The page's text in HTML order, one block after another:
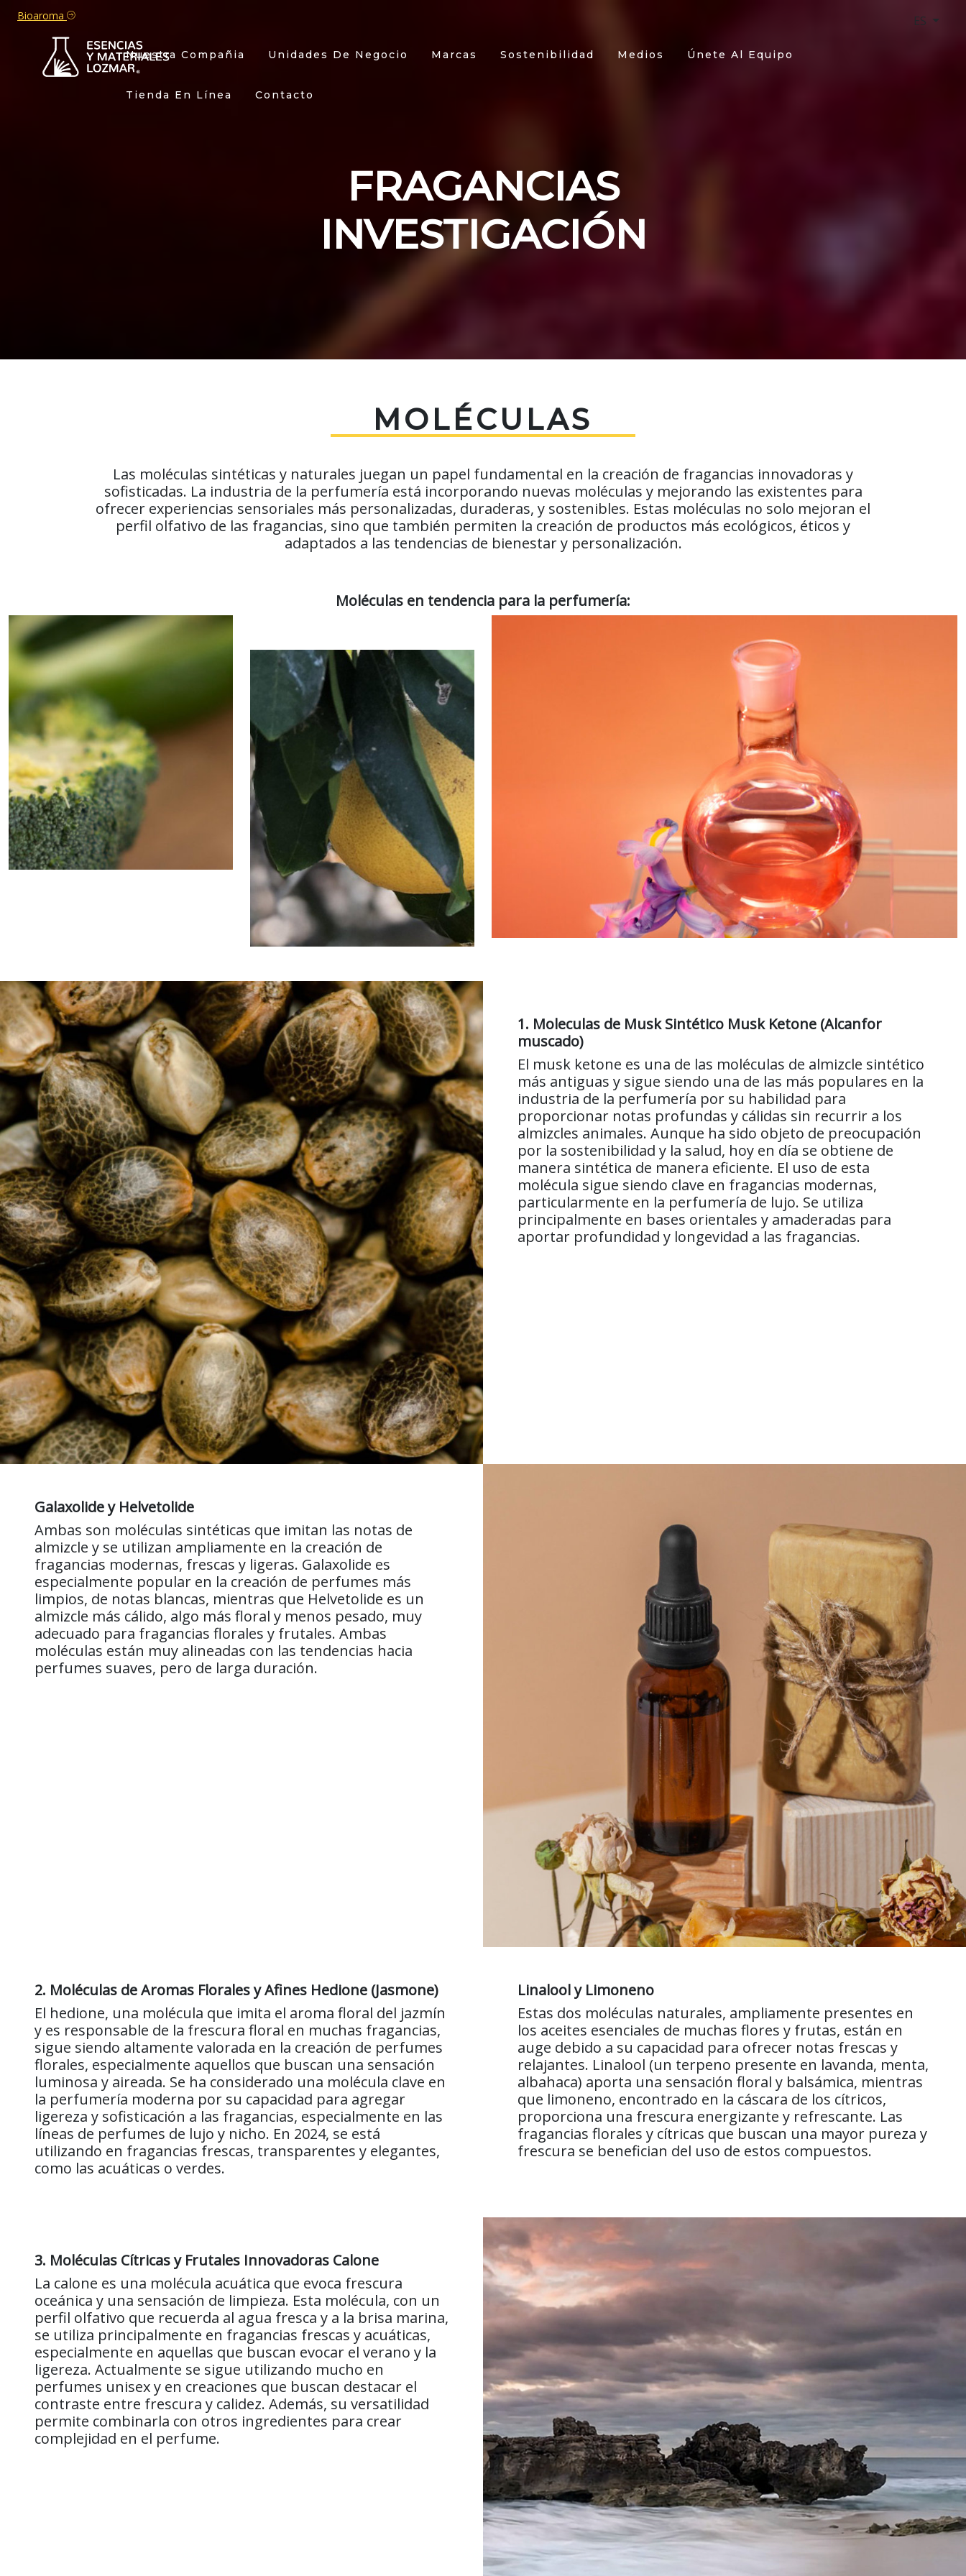
Bioaroma ES
Nuestra Compañia Unidades De Negocio Marcas Sostenibilidad Medios Únete Al Equipo
Tienda En Línea Contacto
FRAGANCIAS
INVESTIGACIÓN
MOLÉCULAS
Las moléculas sintéticas y naturales juegan un papel fundamental en la creación de fragancias innovadoras y
sofisticadas. La industria de la perfumería está incorporando nuevas moléculas y mejorando las existentes para
ofrecer experiencias sensoriales más personalizadas, duraderas, y sostenibles. Estas moléculas no solo mejoran el
perfil olfativo de las fragancias, sino que también permiten la creación de productos más ecológicos, éticos y
adaptados a las tendencias de bienestar y personalización.
Moléculas en tendencia para la perfumería:
1. Moleculas de Musk Sintético Musk Ketone (Alcanfor
muscado)
El musk ketone es una de las moléculas de almizcle sintético
más antiguas y sigue siendo una de las más populares en la
industria de la perfumería por su habilidad para
proporcionar notas profundas y cálidas sin recurrir a los
almizcles animales. Aunque ha sido objeto de preocupación
por la sostenibilidad y la salud, hoy en día se obtiene de
manera sintética de manera eficiente. El uso de esta
molécula sigue siendo clave en fragancias modernas,
particularmente en la perfumería de lujo. Se utiliza
principalmente en bases orientales y amaderadas para
aportar profundidad y longevidad a las fragancias.
Galaxolide y Helvetolide
Ambas son moléculas sintéticas que imitan las notas de
almizcle y se utilizan ampliamente en la creación de
fragancias modernas, frescas y ligeras. Galaxolide es
especialmente popular en la creación de perfumes más
limpios, de notas blancas, mientras que Helvetolide es un
almizcle más cálido, algo más floral y menos pesado, muy
adecuado para fragancias florales y frutales. Ambas
moléculas están muy alineadas con las tendencias hacia
perfumes suaves, pero de larga duración.
2. Moléculas de Aromas Florales y Afines Hedione (Jasmone)
El hedione, una molécula que imita el aroma floral del jazmín
y es responsable de la frescura floral en muchas fragancias,
sigue siendo altamente valorada en la creación de perfumes
florales, especialmente aquellos que buscan una sensación
luminosa y aireada. Se ha considerado una molécula clave en
la perfumería moderna por su capacidad para agregar
ligereza y sofisticación a las fragancias, especialmente en las
líneas de perfumes de lujo y nicho. En 2024, se está
utilizando en fragancias frescas, transparentes y elegantes,
como las acuáticas o verdes.
Linalool y Limoneno
Estas dos moléculas naturales, ampliamente presentes en
los aceites esenciales de muchas flores y frutas, están en
auge debido a su capacidad para ofrecer notas frescas y
relajantes. Linalool (un terpeno presente en lavanda, menta,
albahaca) aporta una sensación floral y balsámica, mientras
que limoneno, encontrado en la cáscara de los cítricos,
proporciona una frescura energizante y refrescante. Las
fragancias florales y cítricas que buscan una mayor pureza y
frescura se benefician del uso de estos compuestos.
3. Moléculas Cítricas y Frutales Innovadoras Calone
La calone es una molécula acuática que evoca frescura
oceánica y una sensación de limpieza. Esta molécula, con un
perfil olfativo que recuerda al agua fresca y a la brisa marina,
se utiliza principalmente en fragancias frescas y acuáticas,
especialmente en aquellas que buscan evocar el verano y la
ligereza. Actualmente se sigue utilizando mucho en
perfumes unisex y en creaciones que buscan destacar el
contraste entre frescura y calidez. Además, su versatilidad
permite combinarla con otros ingredientes para crear
complejidad en el perfume.